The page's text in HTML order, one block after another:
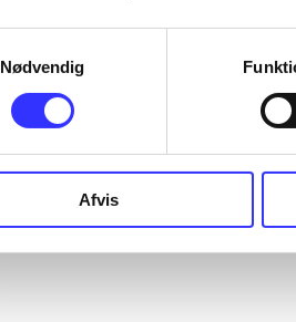
Nødvendig
Afvis
...
...